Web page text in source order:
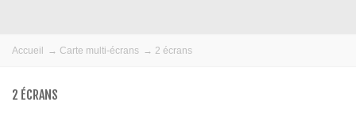
Accueil → Carte multi-écrans → 2 écrans
2 ÉCRANS